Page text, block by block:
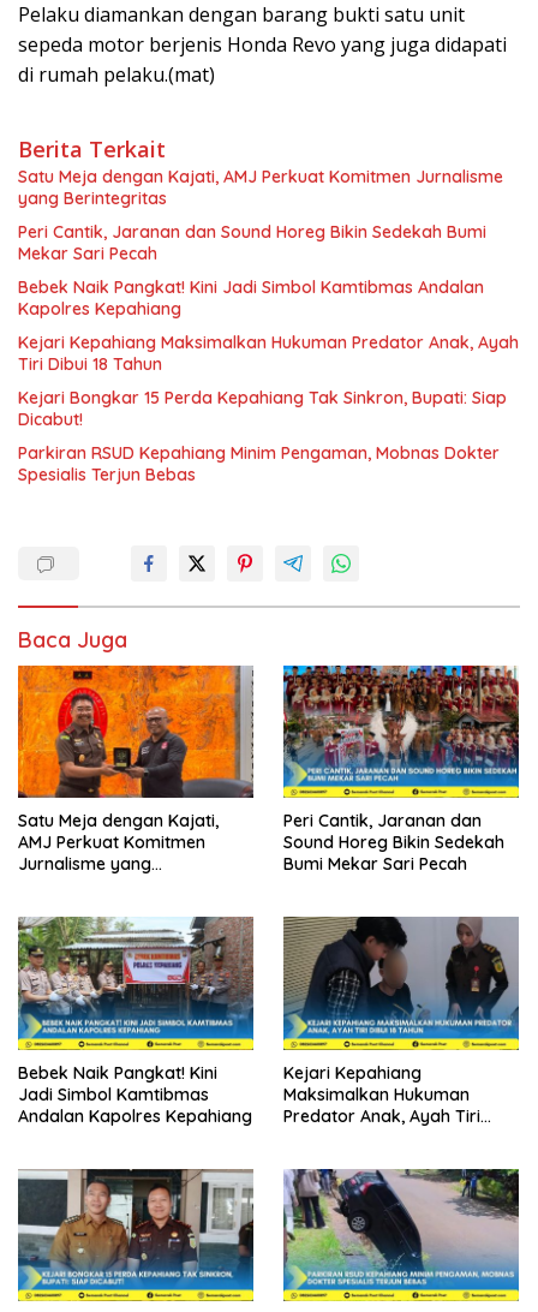
Pelaku diamankan dengan barang bukti satu unit
sepeda motor berjenis Honda Revo yang juga didapati
di rumah pelaku.(mat)
Berita Terkait
Satu Meja dengan Kajati, AMJ Perkuat Komitmen Jurnalisme
yang Berintegritas
Peri Cantik, Jaranan dan Sound Horeg Bikin Sedekah Bumi
Mekar Sari Pecah
Bebek Naik Pangkat! Kini Jadi Simbol Kamtibmas Andalan
Kapolres Kepahiang
Kejari Kepahiang Maksimalkan Hukuman Predator Anak, Ayah
Tiri Dibui 18 Tahun
Kejari Bongkar 15 Perda Kepahiang Tak Sinkron, Bupati: Siap
Dicabut!
Parkiran RSUD Kepahiang Minim Pengaman, Mobnas Dokter
Spesialis Terjun Bebas
Baca Juga
Satu Meja dengan Kajati,
AMJ Perkuat Komitmen
Jurnalisme yang
Peri Cantik, Jaranan dan
Sound Horeg Bikin Sedekah
Bumi Mekar Sari Pecah
Bebek Naik Pangkat! Kini
Jadi Simbol Kamtibmas
Andalan Kapolres Kepahiang
Kejari Kepahiang
Maksimalkan Hukuman
Predator Anak, Ayah Tiri